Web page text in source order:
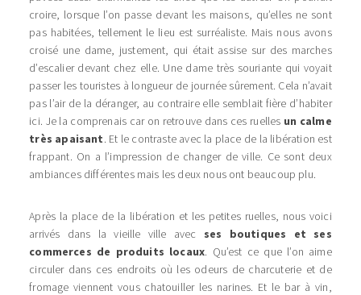
croire, lorsque l’on passe devant les maisons, qu’elles ne sont
pas habitées, tellement le lieu est surréaliste. Mais nous avons
croisé une dame, justement, qui était assise sur des marches
d’escalier devant chez elle. Une dame très souriante qui voyait
passer les touristes à longueur de journée sûrement. Cela n’avait
pas l’air de la déranger, au contraire elle semblait fière d’habiter
ici. Je la comprenais car on retrouve dans ces ruelles un calme
très apaisant. Et le contraste avec la place de la libération est
frappant. On a l’impression de changer de ville. Ce sont deux
ambiances différentes mais les deux nous ont beaucoup plu.
Après la place de la libération et les petites ruelles, nous voici
arrivés dans la vieille ville avec ses boutiques et ses
commerces de produits locaux. Qu’est ce que l’on aime
circuler dans ces endroits où les odeurs de charcuterie et de
fromage viennent vous chatouiller les narines. Et le bar à vin,